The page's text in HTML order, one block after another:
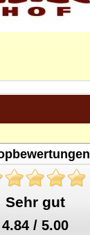
Sehr gut
4.84 / 5.00